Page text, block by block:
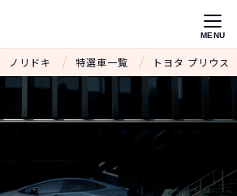
MENU
ノリドキ 特選車一覧 トヨタ プリウス